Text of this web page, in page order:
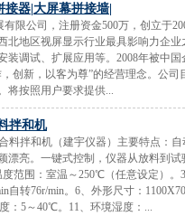
器|大屏幕拼接墙|
限公司，注册资金500万，创立于
北地区视屏显示行业最具影响力企
装调试、扩展应用等。2008年被中
创新，以客为尊”的经营理念。公
将按照用户要求提供...
拌和机
料拌和机（建宇仪器）主要特点：
漂亮。一键式控制，仪器从放料到
范围：室温～250℃（任意设定）
自转76r/min。6、外形尺寸：
：5～40℃。11、环境湿度：...